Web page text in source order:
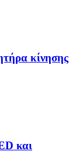
κίνησης
και